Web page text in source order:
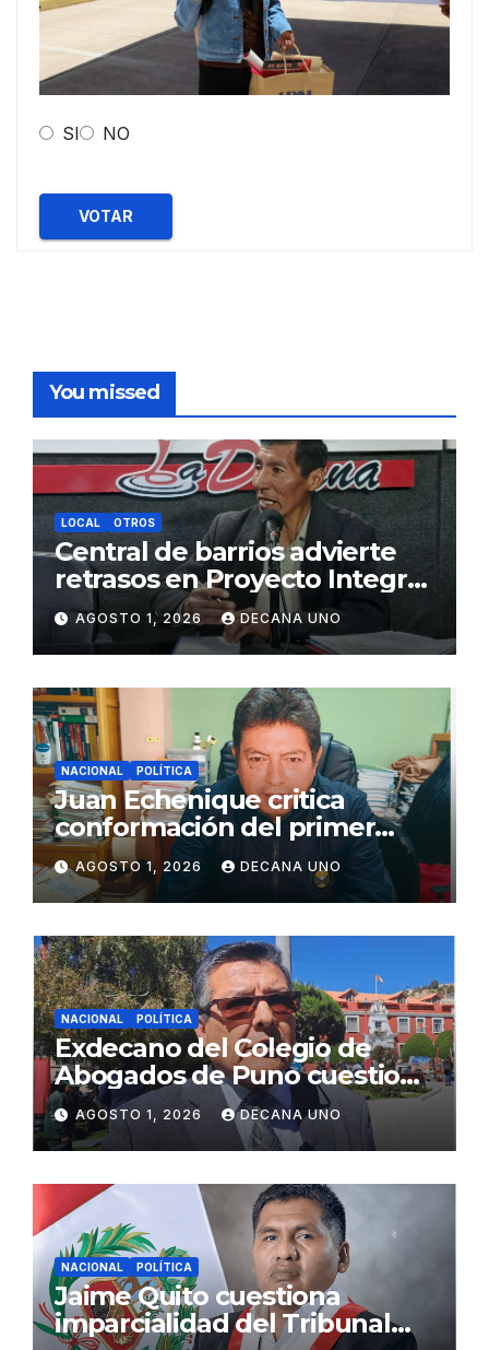
SI NO
VOTAR
You missed
LOCAL OTROS
Central de barrios advierte
retrasos en Proyecto Integral
de Agua y Alcantarillado para
Juliaca
AGOSTO 1, 2026 DECANA UNO
NACIONAL POLÍTICA
Juan Echenique critica
conformación del primer
gabinete ministerial de Keiko
Fujimori
AGOSTO 1, 2026 DECANA UNO
NACIONAL POLÍTICA
Exdecano del Colegio de
Abogados de Puno cuestiona
propuestas sobre seguridad
ciudadana
AGOSTO 1, 2026 DECANA UNO
NACIONAL POLÍTICA
Jaime Quito cuestiona
imparcialidad del Tribunal